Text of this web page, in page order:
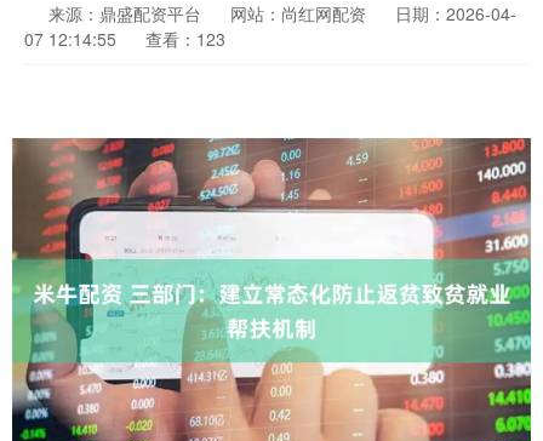
来源：鼎盛配资平台 网站：尚红网配资
日期：2026-04-
07 12:14:55
查看：123